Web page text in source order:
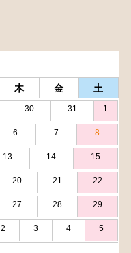
木 金 土
30 31 1
6 7 8
13 14 15
20 21 22
27 28 29
2 3 4 5